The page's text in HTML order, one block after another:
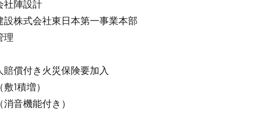
陣設計
会社東日本第一事業本部
付き火災保険要加入
積増）
機能付き）